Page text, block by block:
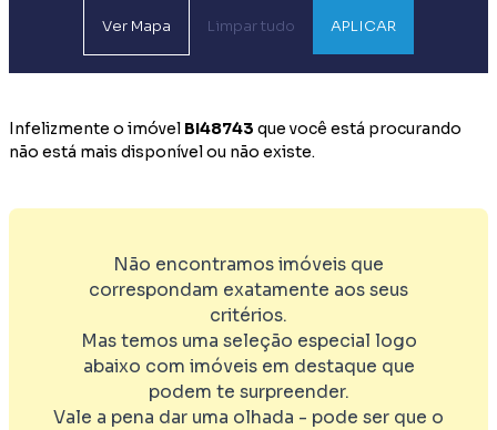
Ver Mapa Limpar tudo APLICAR
Infelizmente o imóvel BI48743 que você está procurando
não está mais disponível ou não existe.
Não encontramos imóveis que
correspondam exatamente aos seus
critérios.
Mas temos uma seleção especial logo
abaixo com imóveis em destaque que
podem te surpreender.
Vale a pena dar uma olhada - pode ser que o